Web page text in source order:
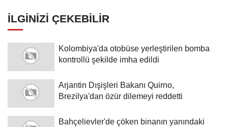
İLGINIZI ÇEKEBILIR
Kolombiya'da otobüse yerleştirilen bomba
kontrollü şekilde imha edildi
Arjantin Dışişleri Bakanı Quirno,
Brezilya'dan özür dilemeyi reddetti
Bahçelievler'de çöken binanın yanındaki